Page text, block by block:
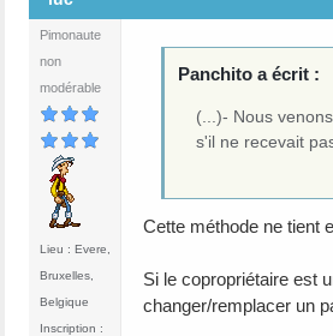
Pimonaute
non
modérable
Lieu : Evere,
Bruxelles,
Belgique
Inscription :
Panchito a écrit :
(...)- Nous
s'il ne recevait
Cette méthode ne tient
Si le copropriétaire est
changer/remplacer un